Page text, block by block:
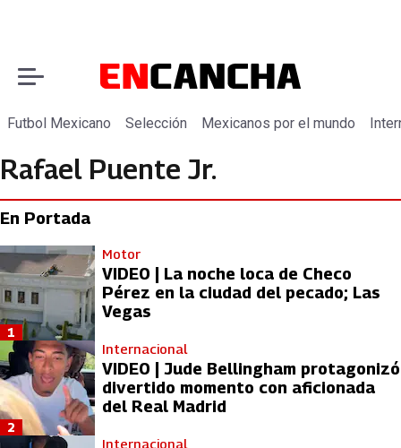
Futbol Mexicano Selección Mexicanos por el mundo
Rafael Puente Jr.
En Portada
Motor
VIDEO | La noche loca de Checo
Pérez en la ciudad del pecado; Las
Vegas
1
Internacional
VIDEO | Jude Bellingham protagonizó
divertido momento con aficionada
del Real Madrid
2
Internacional